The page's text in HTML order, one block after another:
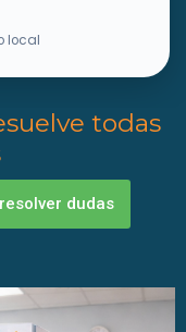
local
todas
dudas